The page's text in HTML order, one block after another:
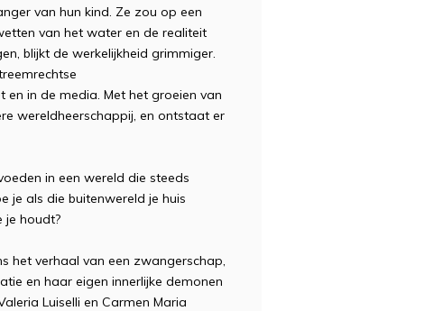
van hun kind. Ze zou op een
van het water en de realiteit
blijkt de werkelijkheid grimmiger.
in de media. Met het groeien van
wereldheerschappij, en ontstaat er
in een wereld die steeds
je als die buitenwereld je huis
je houdt?
het verhaal van een zwangerschap,
en haar eigen innerlijke demonen
Luiselli en Carmen Maria